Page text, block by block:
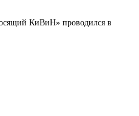
КиВиН» проводился в